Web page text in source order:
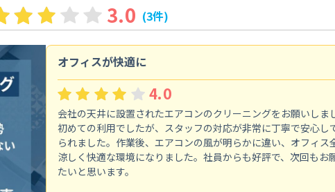
3.0 (3件)
オフィスが快適に
4.0
会社の天井に設置されたエアコンのクリーニングをお願いしま
初めての利用でしたが、スタッフの対応が非常に丁寧で安心し
られました。作業後、エアコンの風が明らかに違い、オフィス
涼しく快適な環境になりました。社員からも好評で、次回もお
たいと思います。